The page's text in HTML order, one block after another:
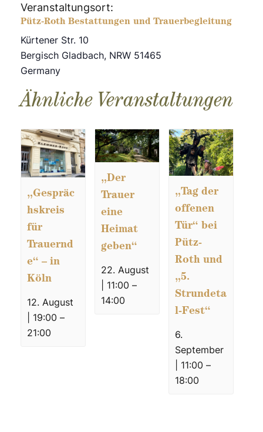
Veranstaltungsort:
Pütz-Roth Bestattungen und Trauerbegleitung
Kürtener Str. 10
Bergisch Gladbach, NRW 51465
Germany
Ähnliche Veranstaltungen
„Gespräc
hskreis
für
Trauernd
e“ – in
Köln
12. August
| 19:00 –
21:00
„Der
Trauer
eine
Heimat
geben“
22. August
| 11:00 –
14:00
„Tag der
offenen
Tür“ bei
Pütz-
Roth und
„5.
Strundeta
l-Fest“
6.
September
| 11:00 –
18:00